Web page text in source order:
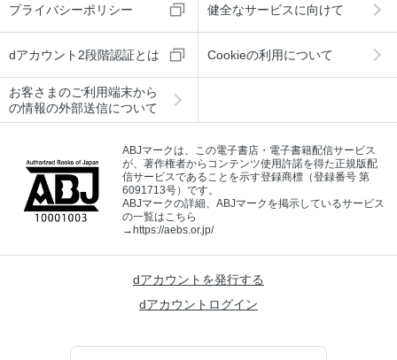
プライバシーポリシー 健全なサービスに向けて
dアカウント2段階認証とは Cookieの利用について
お客さまのご利用端末から
の情報の外部送信について
ABJマークは、この電子書店・電子書籍配信サービス
が、著作権者からコンテンツ使用許諾を得た正規版配
信サービスであることを示す登録商標（登録番号 第
6091713号）です。
ABJマークの詳細、ABJマークを掲示しているサービス
の一覧はこちら
→ https://aebs.or.jp/
dアカウントを発行する
dアカウントログイン